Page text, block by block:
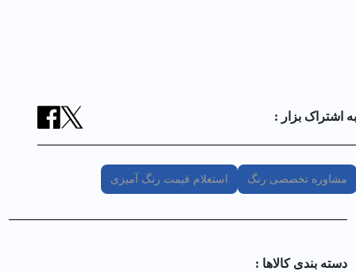
به اشتراک بزار :
مشاوره تخصصی رنگ استعلام قیمت رنگ آمیزی
دسته بندی کالا‌ها :